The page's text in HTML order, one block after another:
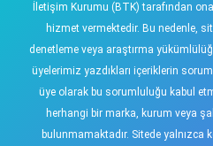
İletişim Kurumu (BTK) tarafından
hizmet vermektedir. Bu nedenle,
denetleme veya araştırma
üyelerimiz yazdıkları içeriklerin
üye olarak bu sorumluluğu kabul
herhangi bir marka, kurum veya
bulunmamaktadır. Sitede yalnızca